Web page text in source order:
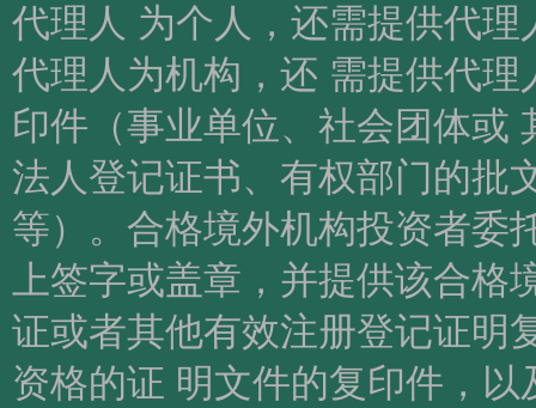
代理人 为个人，还需提供代
代理人为机构，还 需提供代
印件（事业单位、社会团体或
法人登记证书、有权部门的批
等）。合格境外机构投资者委
上签字或盖章，并提供该合
证或者其他有效注册登记证明
资格的证 明文件的复印件，